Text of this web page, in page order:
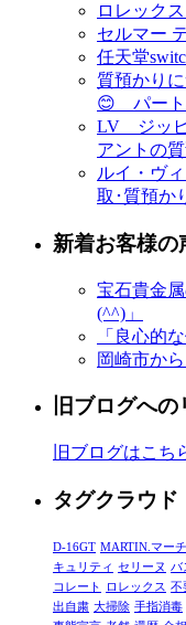
ロレック
セルマー
任天堂
質預かり
😊 パー
LV ジッ
アントの
ルイ・ヴ
取･質預か
新着お客様の
宝石貴金
(^^)」
「良心的
岡崎市か
旧ブログへの
旧ブログはこち
タグクラウド
D-16GT MARTIN.マー
キュリティ セリーヌ バ
コレート
ロレックス 不
出自粛 大掃除 手指消毒